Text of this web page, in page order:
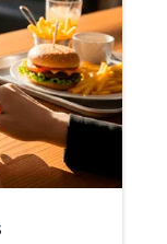
ideal para
gestionar
costos de
y calcular
real.